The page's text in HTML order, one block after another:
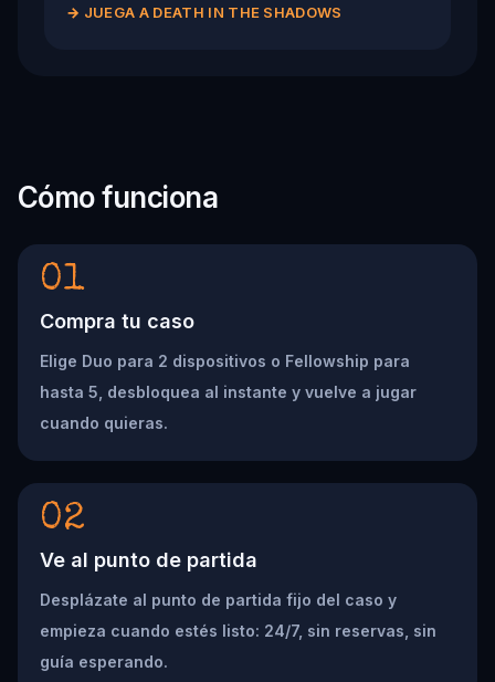
→ JUEGA A DEATH IN THE SHADOWS
Cómo funciona
01
Compra tu caso
Elige Duo para 2 dispositivos o Fellowship para
hasta 5, desbloquea al instante y vuelve a jugar
cuando quieras.
02
Ve al punto de partida
Desplázate al punto de partida fijo del caso y
empieza cuando estés listo: 24/7, sin reservas, sin
guía esperando.